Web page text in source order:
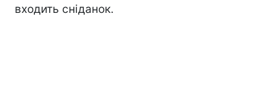
входить сніданок.